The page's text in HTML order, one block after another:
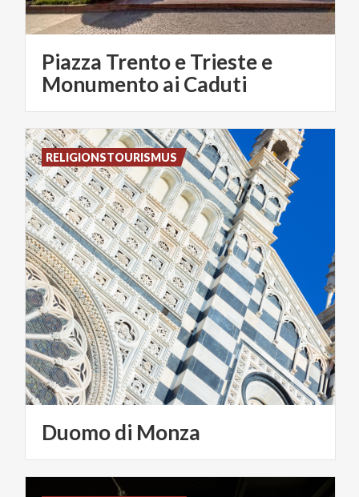
Piazza Trento e Trieste e
Monumento ai Caduti
Duomodi Monza
RELIGIONSTOURISMUS